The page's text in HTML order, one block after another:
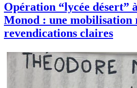
Opération “lycée désert”
Monod : une mobilisation
revendications claires